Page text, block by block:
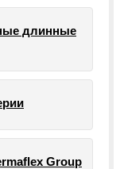
длинные
Group